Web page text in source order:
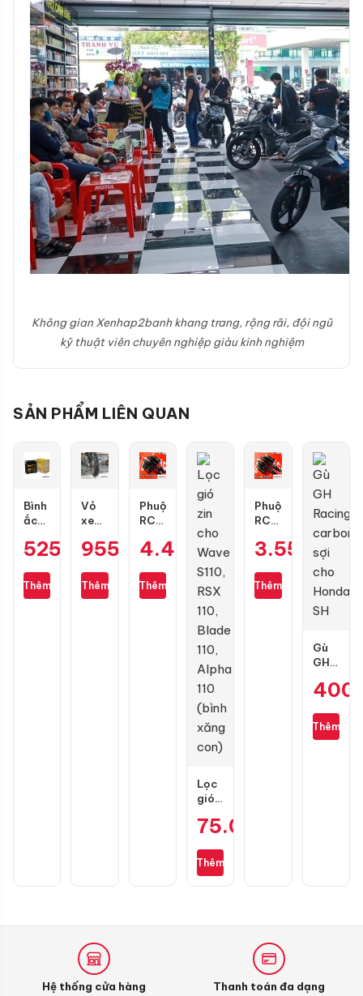
Không gian Xenhap2banh khang trang, rộng rãi, đội ngũ
kỹ thuật viên chuyên nghiệp giàu kinh nghiệm
SẢN PHẨM LIÊN QUAN
Bình
ắc
GS
H
525.000₫
Thêm
Vỏ
xe
GT601
110/70-
17
955.000₫
Thêm
Phuộc
RCB
Pro
Air
Blade
4.400.000 ₫
Thêm
Lọc
gió
cho
S110,
RSX
con)
75.000
Thêm
Phuộc
RCB
S
Air
Blade
Thêm
Gù
GH
carbon
cho
Honda
Thêm
Hệ thống cửa hàng Thanh toán đa dạng